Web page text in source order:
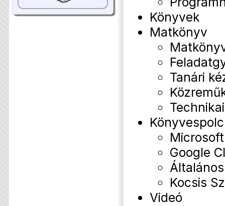
Könyvek
Matkönyv
Tanári
Könyvespolc
Google
Kocsis
Videó